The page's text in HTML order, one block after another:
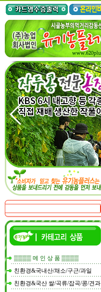
▒▒▒▒ 메 인 상 품 ▒▒▒▒
친환경&국내산/채소/구근/과일
친환경&국산 쌀/곡류/잡곡/콩/견과